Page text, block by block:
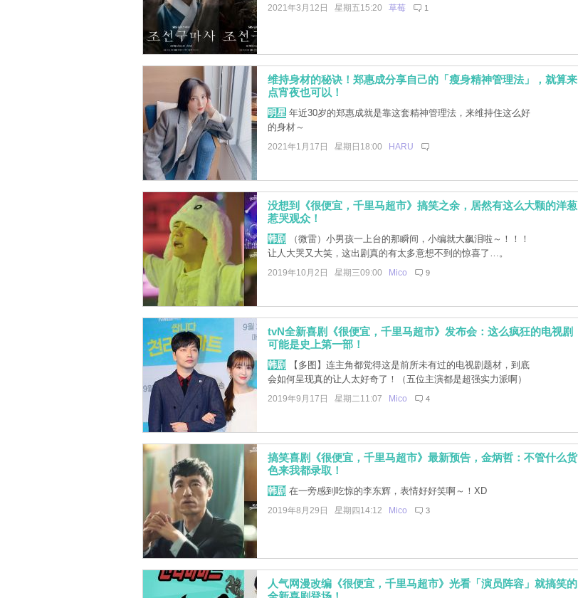
2021年3月12日 星期五15:20 草莓 1
维持身材的秘诀！郑惠成分享自己的「瘦身精神管理法」，就算来
点宵夜也可以！
明星年近30岁的郑惠成就是靠这套精神管理法，来维持住这么好
的身材～
2021年1月17日 星期日18:00 HARU
没想到《很便宜，千里马超市》搞笑之余，居然有这么大颗的洋葱
惹哭观众！
韩剧 （微雷）小男孩一上台的那瞬间，小编就大飙泪啦～！！！
让人大哭又大笑，这出剧真的有太多意想不到的惊喜了…。
2019年10月2日 星期三09:00 Mico 9
tvN全新喜剧《很便宜，千里马超市》发布会：这么疯狂的电视剧
可能是史上第一部！
韩剧 【多图】连主角都觉得这是前所未有过的电视剧题材，到底
会如何呈现真的让人太好奇了！（五位主演都是超强实力派啊）
2019年9月17日 星期二11:07 Mico 4
搞笑喜剧《很便宜，千里马超市》最新预告，金炳哲：不管什么货
色来我都录取！
韩剧 在一旁感到吃惊的李东辉，表情好好笑啊～！XD
2019年8月29日 星期四14:12 Mico 3
人气网漫改编《很便宜，千里马超市》光看「演员阵容」就搞笑的